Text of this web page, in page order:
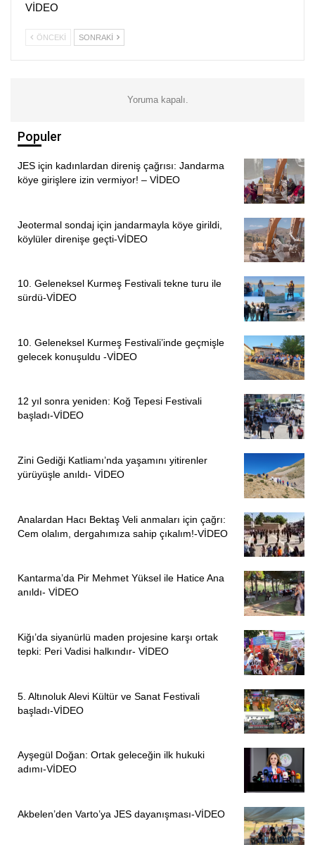
VİDEO
ÖNCEKI SONRAKI
Yoruma kapalı.
Populer
JES için kadınlardan direniş çağrısı: Jandarma
köye girişlere izin vermiyor! – VİDEO
Jeotermal sondaj için jandarmayla köye girildi,
köylüler direnişe geçti-VİDEO
10. Geleneksel Kurmeş Festivali tekne turu ile
sürdü-VİDEO
10. Geleneksel Kurmeş Festivali’inde geçmişle
gelecek konuşuldu -VİDEO
12 yıl sonra yeniden: Koğ Tepesi Festivali
başladı-VİDEO
Zini Gediği Katliamı’nda yaşamını yitirenler
yürüyüşle anıldı- VİDEO
Analardan Hacı Bektaş Veli anmaları için çağrı:
Cem olalım, dergahımıza sahip çıkalım!-VİDEO
Kantarma’da Pir Mehmet Yüksel ile Hatice Ana
anıldı- VİDEO
Kiğı’da siyanürlü maden projesine karşı ortak
tepki: Peri Vadisi halkındır- VİDEO
5. Altınoluk Alevi Kültür ve Sanat Festivali
başladı-VİDEO
Ayşegül Doğan: Ortak geleceğin ilk hukuki
adımı-VİDEO
Akbelen’den Varto’ya JES dayanışması-VİDEO